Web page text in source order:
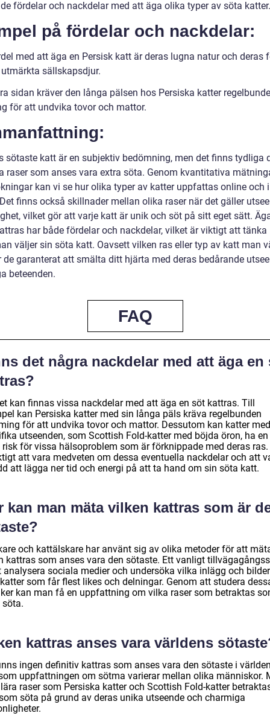
fördelar och nackdelar med att äga olika typer av söta katter.
på fördelar och nackdelar:
med att äga en Persisk katt är deras lugna natur och deras
sällskapsdjur.
sidan kräver den långa pälsen hos Persiska katter
för att undvika tovor och mattor.
sötaste katt är en subjektiv bedömning, men det finns tydliga
raser som anses vara extra söta. Genom kvantitativa
kan vi se hur olika typer av katter uppfattas online och
finns också skillnader mellan olika raser när det gäller
vilket gör att varje katt är unik och söt på sitt eget sätt.
har både fördelar och nackdelar, vilket är viktigt att tänka
väljer sin söta katt. Oavsett vilken ras eller typ av katt man
de garanterat att smälta ditt hjärta med deras bedårande
beteenden.
FAQ
det några nackdelar med att äga en
kan finnas vissa nackdelar med att äga en söt kattras. Till
kan Persiska katter med sin långa päls kräva regelbunden
för att undvika tovor och mattor. Dessutom kan katter med
utseenden, som Scottish Fold-katter med böjda öron, ha en
risk för vissa hälsoproblem som är förknippade med deras ras.
att vara medveten om dessa eventuella nackdelar och att
att lägga ner tid och energi på att ta hand om sin söta katt.
kan man mäta vilken kattras som är
och kattälskare har använt sig av olika metoder för att
kattras som anses vara den sötaste. Ett vanligt
analysera sociala medier och undersöka vilka inlägg och
som får flest likes och delningar. Genom att studera
kan man få en uppfattning om vilka raser som betraktas
söta.
kattras anses vara världens
ingen definitiv kattras som anses vara den sötaste i
uppfattningen om sötma varierar mellan olika människor.
raser som Persiska katter och Scottish Fold-katter
söta på grund av deras unika utseende och charmiga